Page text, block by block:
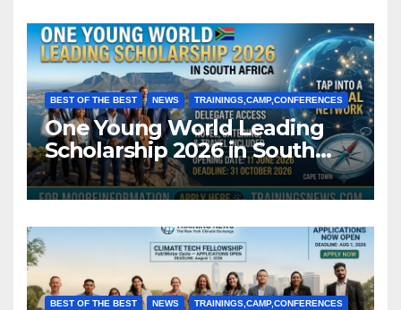
BEST OF THE BEST NEWS TRAININGS,CAMP,CONFERENCES
One Young World Leading
Scholarship 2026 in South
Africa (Fully Funded)
BEST OF THE BEST NEWS TRAININGS,CAMP,CONFERENCES